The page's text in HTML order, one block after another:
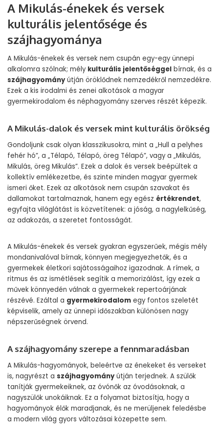
A Mikulás-énekek és versek
kulturális jelentősége és
szájhagyománya
A Mikulás-énekek és versek nem csupán egy-egy ünnepi
alkalomra szólnak; mély kulturális jelentőséggel bírnak, és a
szájhagyományútján öröklődnek nemzedékről nemzedékre.
Ezek a kis irodalmi és zenei alkotások a magyar
gyermekirodalom és néphagyomány szerves részét képezik.
A Mikulás-dalok és versek mint kulturális örökség
Gondoljunk csak olyan klasszikusokra, mint a „Hull a pelyhes
fehér hó”, a „Télapó, Télapó, öreg Télapó”, vagy a „Mikulás,
Mikulás, öreg Mikulás”. Ezek a dalok és versek beépültek a
kollektív emlékezetbe, és szinte minden magyar gyermek
ismeri őket. Ezek az alkotások nem csupán szavakat és
dallamokat tartalmaznak, hanem egy egész értékrendet,
egyfajta világlátást is közvetítenek: a jóság, a nagylelkűség,
az adakozás, a szeretet fontosságát.
A Mikulás-énekek és versek gyakran egyszerűek, mégis mély
mondanivalóval bírnak, könnyen megjegyezhetők, és a
gyermekek életkori sajátosságaihoz igazodnak. A rímek, a
ritmus és az ismétlések segítik a memorizálást, így ezek a
művek könnyedén válnak a gyermekek repertoárjának
részévé. Ezáltal a gyermekirodalom egy fontos szeletét
képviselik, amely az ünnepi időszakban különösen nagy
népszerűségnek örvend.
A szájhagyomány szerepe a fennmaradásban
A Mikulás-hagyományok, beleértve az énekeket és verseket
is, nagyrészt a szájhagyományútján terjednek. A szülők
tanítják gyermekeiknek, az óvónők az óvodásoknak, a
nagyszülők unokáiknak. Ez a folyamat biztosítja, hogy a
hagyományok élők maradjanak, és ne merüljenek feledésbe
a modern világ gyors változásai közepette sem.